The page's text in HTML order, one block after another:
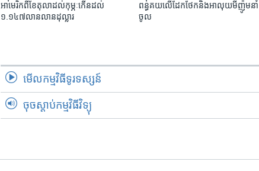
អាមេរិក​ពី​ខែ​តុលា​ដល់​កុម្ភៈ​កើន​ដល់​
១.១៤៧​លានលាន​ដុល្លារ
ពន្ធគយ​លើ​ដែកថែក​និង​អាលុយ​មីញ៉ូម​នាំ
ចូល
មើល​កម្មវិធី​ទូរទស្សន៍
ចុចស្តាប់កម្មវិធីវិទ្យុ